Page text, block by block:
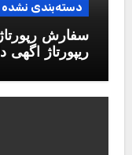
دسته‌بندی نشده
سفارش
ریپورتاژ اگهی